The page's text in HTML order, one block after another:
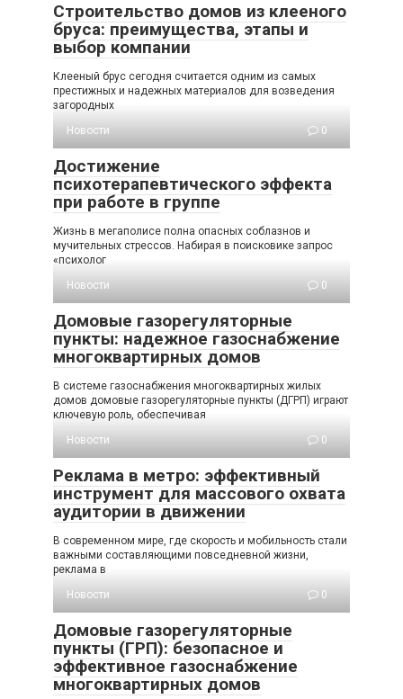
Строительство домов из клееного
бруса: преимущества, этапы и
выбор компании
Клееный брус сегодня считается одним из самых
престижных и надежных материалов для возведения
загородных
Новости
0
Достижение
психотерапевтического эффекта
при работе в группе
Жизнь в мегаполисе полна опасных соблазнов и
мучительных стрессов. Набирая в поисковике запрос
«психолог
Новости
0
Домовые газорегуляторные
пункты: надежное газоснабжение
многоквартирных домов
В системе газоснабжения многоквартирных жилых
домов домовые газорегуляторные пункты (ДГРП) играют
ключевую роль, обеспечивая
Новости
0
Реклама в метро: эффективный
инструмент для массового охвата
аудитории в движении
В современном мире, где скорость и мобильность стали
важными составляющими повседневной жизни,
реклама в
Новости
0
Домовые газорегуляторные
пункты (ГРП): безопасное и
эффективное газоснабжение
многоквартирных домов